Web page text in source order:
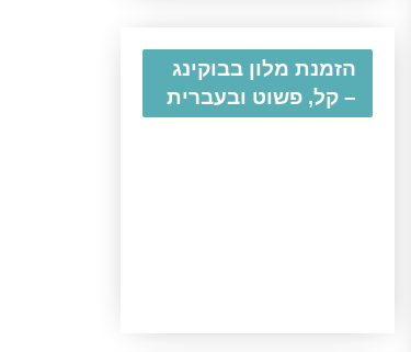
הזמנת מלון בבוקינג
– קל, פשוט ובעברית